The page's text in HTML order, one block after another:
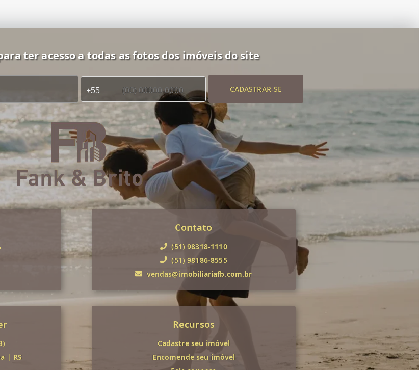
ter acesso a todas as fotos dos imóveis do site
CADASTRAR-SE
Contato
(51) 98318-1110
(51) 98186-8555
vendas@imobiliariafb.com.br
| RS
Recursos
Cadastre seu imóvel
Encomende seu imóvel